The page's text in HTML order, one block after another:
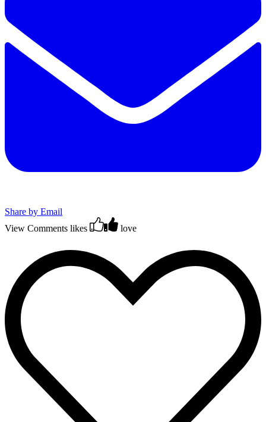
Share by Email
View Comments likes love